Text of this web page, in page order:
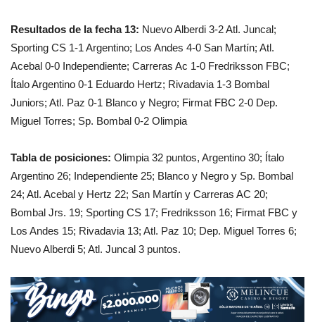
Resultados de la fecha 13: Nuevo Alberdi 3-2 Atl. Juncal;
Sporting CS 1-1 Argentino; Los Andes 4-0 San Martín; Atl.
Acebal 0-0 Independiente; Carreras Ac 1-0 Fredriksson FBC;
Ítalo Argentino 0-1 Eduardo Hertz; Rivadavia 1-3 Bombal
Juniors; Atl. Paz 0-1 Blanco y Negro; Firmat FBC 2-0 Dep.
Miguel Torres; Sp. Bombal 0-2 Olimpia
Tabla de posiciones: Olimpia 32 puntos, Argentino 30; Ítalo
Argentino 26; Independiente 25; Blanco y Negro y Sp. Bombal
24; Atl. Acebal y Hertz 22; San Martín y Carreras AC 20;
Bombal Jrs. 19; Sporting CS 17; Fredriksson 16; Firmat FBC y
Los Andes 15; Rivadavia 13; Atl. Paz 10; Dep. Miguel Torres 6;
Nuevo Alberdi 5; Atl. Juncal 3 puntos.